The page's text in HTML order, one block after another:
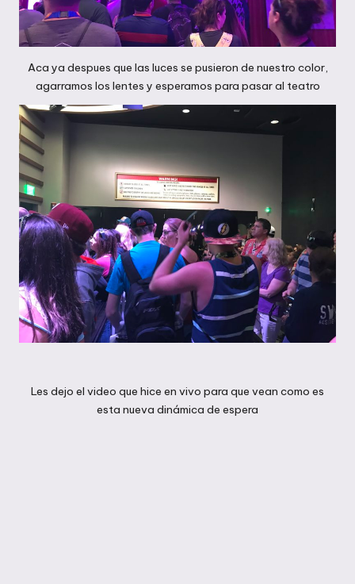
Aca ya despues que las luces se pusieron de nuestro color,
agarramos los lentes y esperamos para pasar al teatro
Les dejo el video que hice en vivo para que vean como es
esta nueva dinámica de espera